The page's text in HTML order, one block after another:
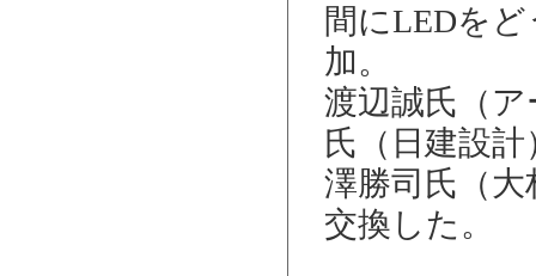
間にLEDを
加。
渡辺誠氏（
氏（日建設
澤勝司氏（
交換した。